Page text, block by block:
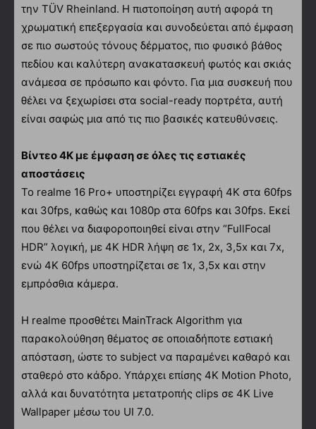
την TÜV Rheinland. Η πιστοποίηση αυτή αφορά τη
χρωματική επεξεργασία και συνοδεύεται από έμφαση
σε πιο σωστούς τόνους δέρματος, πιο φυσικό βάθος
πεδίου και καλύτερη ανακατασκευή φωτός και σκιάς
ανάμεσα σε πρόσωπο και φόντο. Για μια συσκευή που
θέλει να ξεχωρίσει στα social-ready πορτρέτα, αυτή
είναι σαφώς μια από τις πιο βασικές κατευθύνσεις.
Βίντεο 4K με έμφαση σε όλες τις εστιακές
αποστάσεις
Το realme 16 Pro+ υποστηρίζει εγγραφή 4K στα 60fps
και 30fps, καθώς και 1080p στα 60fps και 30fps. Εκεί
που θέλει να διαφοροποιηθεί είναι στην “FullFocal
HDR” λογική, με 4K HDR λήψη σε 1x, 2x, 3,5x και 7x,
ενώ 4K 60fps υποστηρίζεται σε 1x, 3,5x και στην
εμπρόσθια κάμερα.
Η realme προσθέτει MainTrack Algorithm για
παρακολούθηση θέματος σε οποιαδήποτε εστιακή
απόσταση, ώστε το subject να παραμένει καθαρό και
σταθερό στο κάδρο. Υπάρχει επίσης 4K Motion Photo,
αλλά και δυνατότητα μετατροπής clips σε 4K Live
Wallpaper μέσω του UI 7.0.